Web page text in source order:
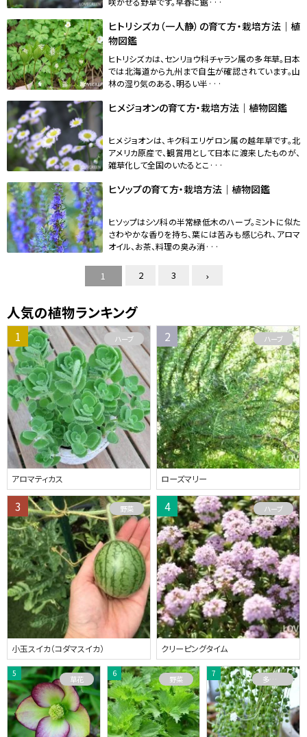
ヒトリシズカ（一人静）の育て方・栽培方法｜植
物図鑑
ヒトリシズカは、センリョウ科チャラン属の多年草。日本
では北海道から九州まで自生が確認されています。山
林の湿り気のある、明るい半···
ヒメジョオンの育て方・栽培方法｜植物図鑑
ヒメジョオンは、キク科エリゲロン属の越年草です。北
アメリカ原産で、観賞用として日本に渡来したものが、
雑草化して全国のいたるとこ···
ヒソップの育て方・栽培方法｜植物図鑑
ヒソップはシソ科の半常緑低木のハーブ。ミントに似た
さわやかな香りを持ち、葉には苦みも感じられ、アロマ
オイル、お茶、料理の臭み消···
1 2 3
人気の植物ランキング
アロマティカス
ハーブ
ローズマリー
ハーブ
小玉スイカ（コダマスイカ）
野菜
クリーピングタイム
ハーブ
草花 野菜 多肉植物